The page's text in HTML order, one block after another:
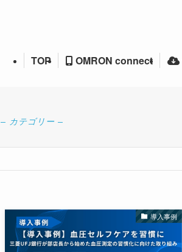
TOP OMRON connect
– カテゴリー –
導入事例